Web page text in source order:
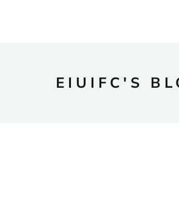
EIUIFC'S